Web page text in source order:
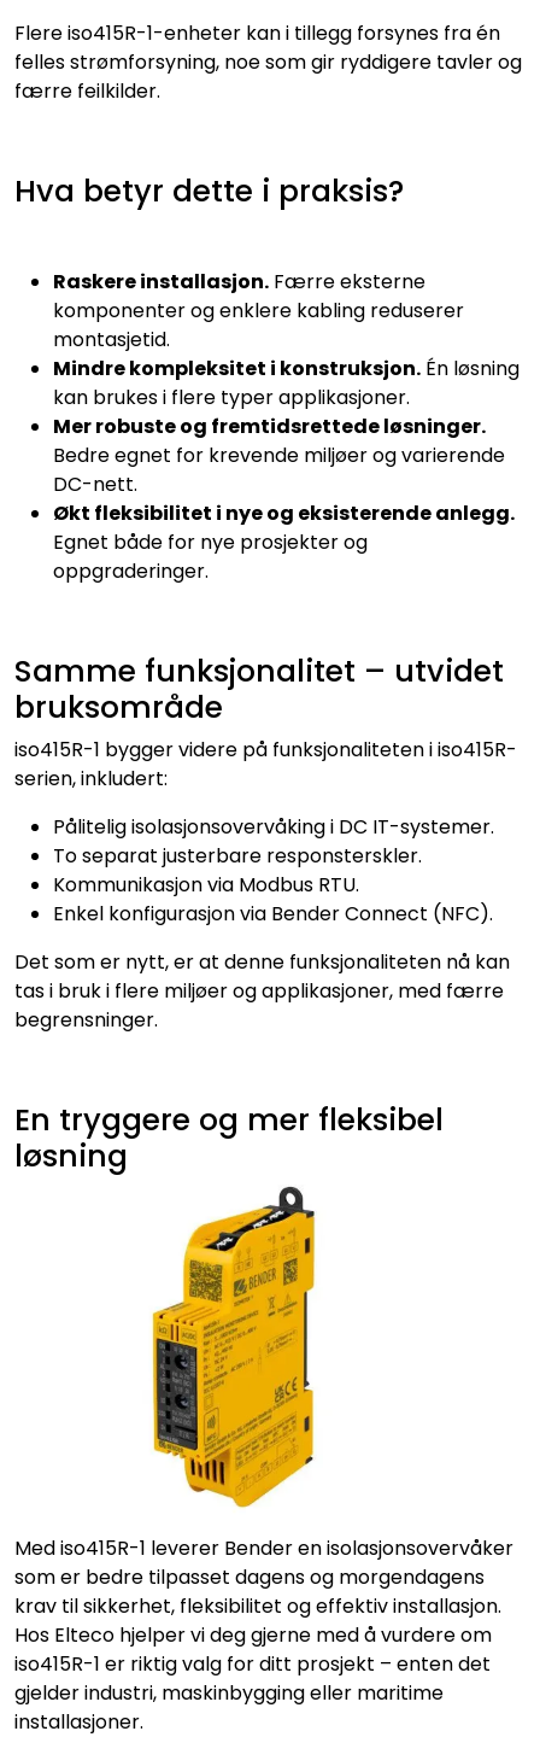
Flere iso415R-1-enheter kan i tillegg forsynes fra én
felles strømforsyning, noe som gir ryddigere tavler og
færre feilkilder.
Hva betyr dette i praksis?
Raskere installasjon. Færre eksterne
komponenter og enklere kabling reduserer
montasjetid.
Mindre kompleksitet i konstruksjon. Én løsning
kan brukes i flere typer applikasjoner.
Mer robuste og fremtidsrettede løsninger.
Bedre egnet for krevende miljøer og varierende
DC-nett.
Økt fleksibilitet i nye og eksisterende anlegg.
Egnet både for nye prosjekter og
oppgraderinger.
Samme funksjonalitet – utvidet
bruksområde
iso415R-1 bygger videre på funksjonaliteten i iso415R-
serien, inkludert:
Pålitelig isolasjonsovervåking i DC IT-systemer.
To separat justerbare responsterskler.
Kommunikasjon via Modbus RTU.
Enkel konfigurasjon via Bender Connect (NFC).
Det som er nytt, er at denne funksjonaliteten nå kan
tas i bruk i flere miljøer og applikasjoner, med færre
begrensninger.
En tryggere og mer fleksibel
løsning
Med iso415R-1 leverer Bender en isolasjonsovervåker
som er bedre tilpasset dagens og morgendagens
krav til sikkerhet, fleksibilitet og effektiv installasjon.
Hos Elteco hjelper vi deg gjerne med å vurdere om
iso415R-1 er riktig valg for ditt prosjekt – enten det
gjelder industri, maskinbygging eller maritime
installasjoner.